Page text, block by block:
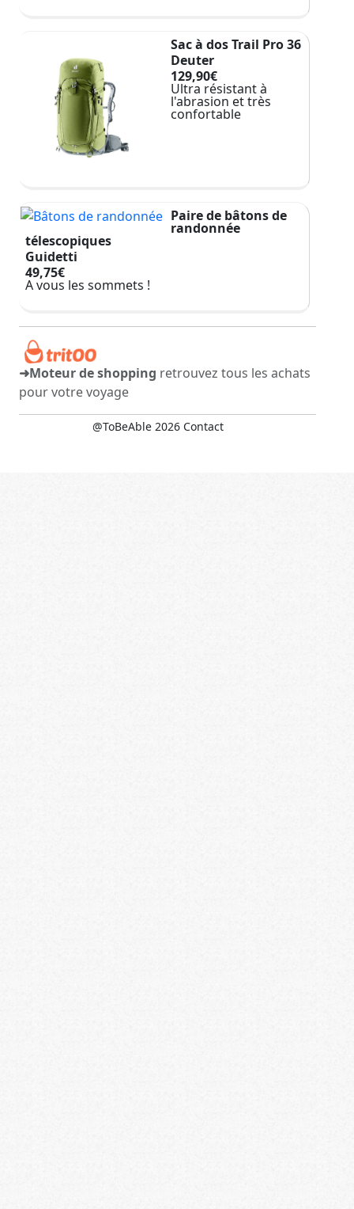
Sac à dos Trail Pro 36
Deuter
129,90€
Ultra résistant à
l'abrasion et très
confortable
Paire de bâtons de
randonnée
télescopiques
Guidetti
49,75€
A vous les sommets !
➜Moteur de shopping retrouvez tous les achats
pour votre voyage
@ToBeAble 2026 Contact